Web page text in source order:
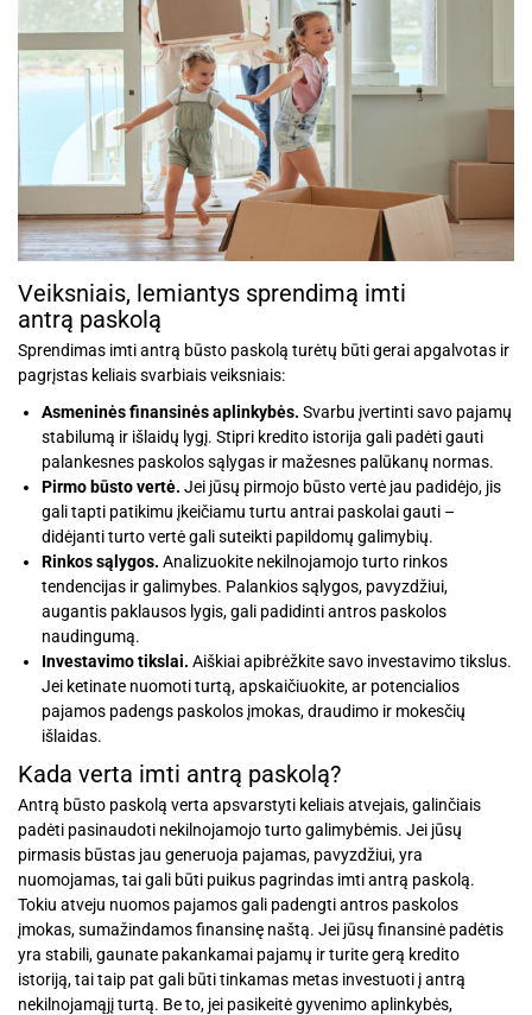
Veiksniais, lemiantys sprendimą imti
antrą paskolą
Sprendimas imti antrą būsto paskolą turėtų būti gerai apgalvotas ir
pagrįstas keliais svarbiais veiksniais:
Asmeninės finansinės aplinkybės. Svarbu įvertinti savo pajamų
stabilumą ir išlaidų lygį. Stipri kredito istorija gali padėti gauti
palankesnes paskolos sąlygas ir mažesnes palūkanų normas.
Pirmo būsto vertė. Jei jūsų pirmojo būsto vertė jau padidėjo, jis
gali tapti patikimu įkeičiamu turtu antrai paskolai gauti –
didėjanti turto vertė gali suteikti papildomų galimybių.
Rinkos sąlygos. Analizuokite nekilnojamojo turto rinkos
tendencijas ir galimybes. Palankios sąlygos, pavyzdžiui,
augantis paklausos lygis, gali padidinti antros paskolos
naudingumą.
Investavimo tikslai. Aiškiai apibrėžkite savo investavimo tikslus.
Jei ketinate nuomoti turtą, apskaičiuokite, ar potencialios
pajamos padengs paskolos įmokas, draudimo ir mokesčių
išlaidas.
Kada verta imti antrą paskolą?
Antrą būsto paskolą verta apsvarstyti keliais atvejais, galinčiais
padėti pasinaudoti nekilnojamojo turto galimybėmis. Jei jūsų
pirmasis būstas jau generuoja pajamas, pavyzdžiui, yra
nuomojamas, tai gali būti puikus pagrindas imti antrą paskolą.
Tokiu atveju nuomos pajamos gali padengti antros paskolos
įmokas, sumažindamos finansinę naštą. Jei jūsų finansinė padėtis
yra stabili, gaunate pakankamai pajamų ir turite gerą kredito
istoriją, tai taip pat gali būti tinkamas metas investuoti į antrą
nekilnojamąjį turtą. Be to, jei pasikeitė gyvenimo aplinkybės,